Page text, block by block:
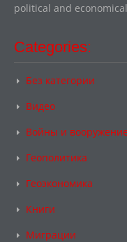
political and
Categories:
Без категории
Видео
Войны и вооружение
Геополитика
Геоэкономика
Книги
Миграции